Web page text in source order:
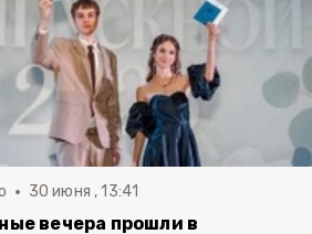
30 июня , 13:41
вечера прошли в